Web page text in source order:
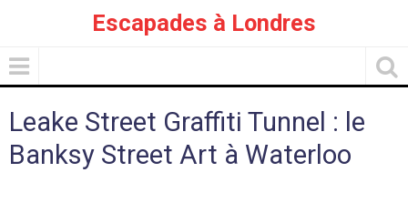
Escapades à Londres
Leake Street Graffiti Tunnel : le
Banksy Street Art à Waterloo